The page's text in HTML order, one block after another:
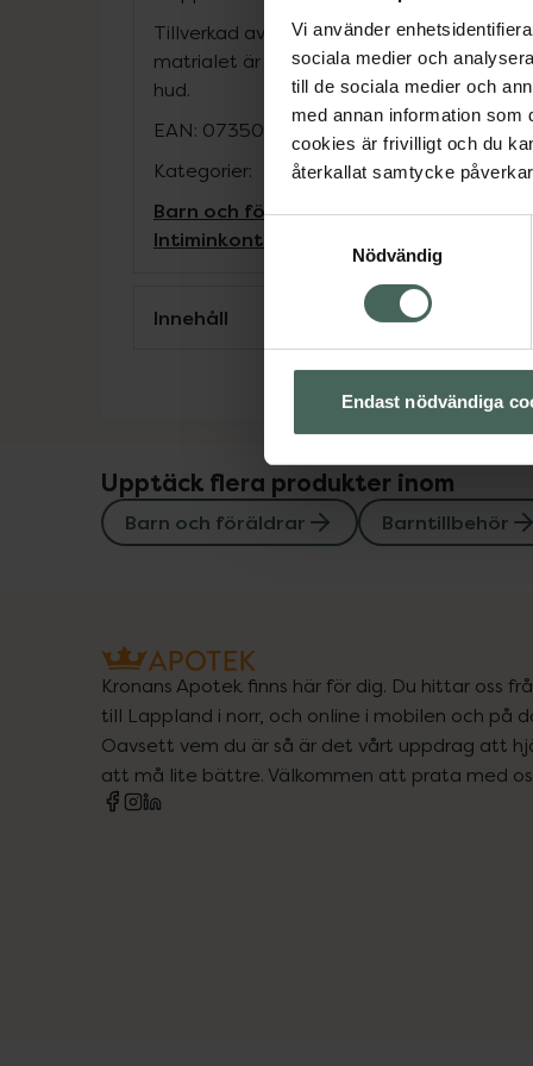
Vi använder
sociala medier och
till de sociala medier och
med annan information som
cookies är frivilligt och du
återkallat samtycke
Nödvändig
Endast nödvändiga
Tillverkad av Oeko-Tex- certifierad textil
matrialet är fritt från ämnen som kan
hud.
EAN: 07350068901041
Kategorier:
Barn och föräldrarBarntillbehör
Intiminkontinensskydd
Innehåll
Upptäck flera produkter inom
Barn och föräldrar Barntillbehör
Kronans Apotek finns här för dig. Du hittar oss
till Lappland i norr, och online i mobilen och på
Oavsett vem du är så är det vårt uppdrag att
att må lite bättre. Välkommen att prata med